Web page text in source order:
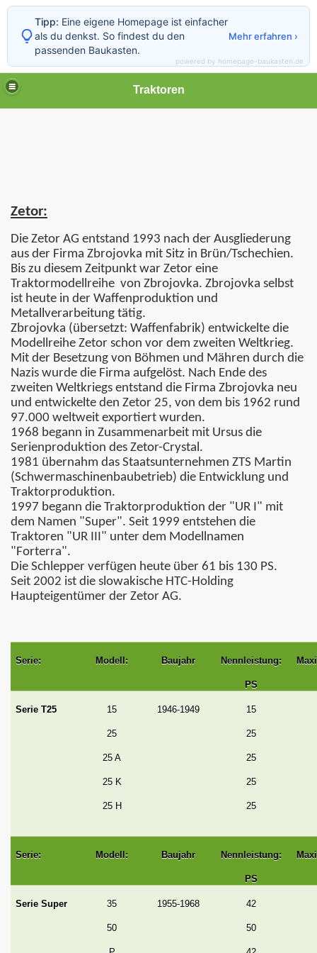
Traktoren
Zetor:
Die Zetor AG entstand 1993 nach der Ausgliederung
aus der Firma Zbrojovka mit Sitz in Brün/Tschechien.
Bis zu diesem Zeitpunkt war Zetor eine
Traktormodellreihe von Zbrojovka. Zbrojovka selbst
ist heute in der Waffenproduktion und
Metallverarbeitung tätig.
Zbrojovka (übersetzt: Waffenfabrik) entwickelte die
Modellreihe Zetor schon vor dem zweiten Weltkrieg.
Mit der Besetzung von Böhmen und Mähren durch die
Nazis wurde die Firma aufgelöst. Nach Ende des
zweiten Weltkriegs entstand die Firma Zbrojovka neu
und entwickelte den Zetor 25, von dem bis 1962 rund
97.000 weltweit exportiert wurden.
1968 begann in Zusammenarbeit mit Ursus die
Serienproduktion des Zetor-Crystal.
1981 übernahm das Staatsunternehmen ZTS Martin
(Schwermaschinenbaubetrieb) die Entwicklung und
Traktorproduktion.
1997 begann die Traktorproduktion der "UR I" mit
dem Namen "Super". Seit 1999 entstehen die
Traktoren "UR III" unter dem Modellnamen
"Forterra".
Die Schlepper verfügen heute über 61 bis 130 PS.
Seit 2002 ist die slowakische HTC-Holding
Haupteigentümer der Zetor AG.
Serie: Modell: Baujahr Nennleistung:
PS
Serie T25 15
25
25 A
25 K
25 H
1946-1949 15
25
25
25
25
Serie: Modell: Baujahr Nennleistung:
PS
Serie Super 35
50
1955-1968 42
50
Tipp: Eine eigene Homepage ist einfacher
als du denkst. So findest du den
passenden Baukasten.
Mehr erfahren ›
powered by homepage-baukasten.de